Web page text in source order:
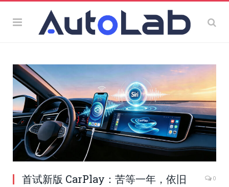
首试新版 CarPlay：苦等一年，依旧
0